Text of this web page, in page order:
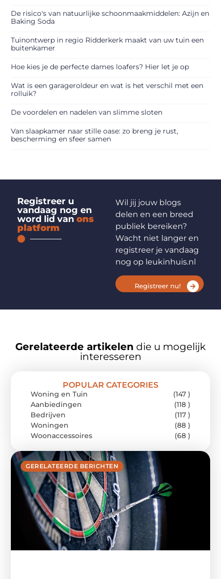
De risico's van natuurlijke schoonmaakmiddelen: Azijn en
Baking Soda
Tuinontwerp in regio Ridderkerk maakt van uw tuin een
buitenkamer
Hoe kies je de perfecte dames loafers? Hier let je op
Wat is een garageroldeur en wat is het verschil met een
rolluik?
De voordelen en nadelen van slimme sloten
Van slaapkamer naar stille oase: zo breng je rust,
bescherming en sfeer samen
Registreer u
vandaag nog en
word lid van ons
platform
Wil jij jouw blogs
delen en een breed
publiek bereiken?
Wacht niet langer en
registreer je vandaag
nog op leukinhuis.nl
Registreer nu!
Gerelateerde artikelen die u mogelijk
interesseren
GERELATEERDE BERICHTEN
POPULAR CATEGORIES
Woning en Tuin
(147 )
Aanbiedingen
(118 )
Bedrijven
(117 )
Woningen
(88 )
Woonaccessoires
(68 )